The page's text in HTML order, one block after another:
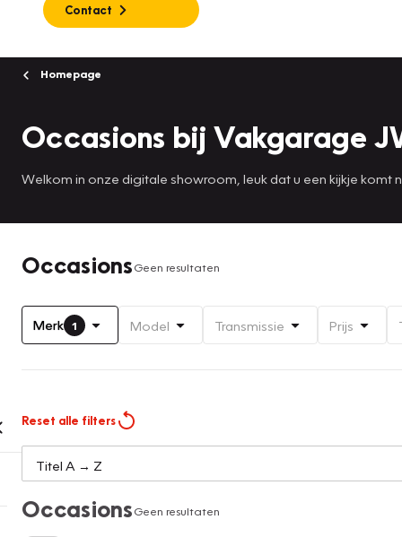
Contact
Homepage
Occasions bij Vakgarage
Welkom in onze digitale showroom, leuk dat u een kijkje komt
OccasionsGeen resultaten
Merk 1 Model Transmissie Prijs
Reset alle filters
OccasionsGeen resultaten